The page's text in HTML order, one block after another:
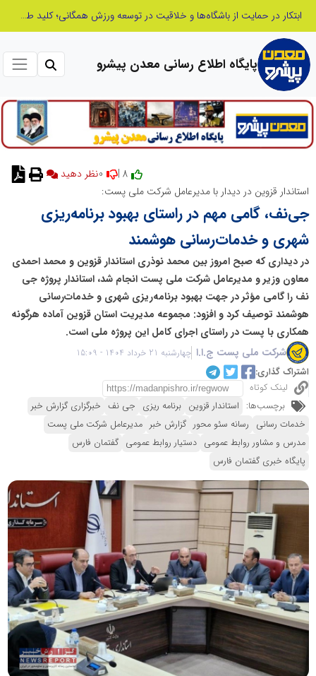
ابتکار در حمایت از باشگاه‌ها و خلاقیت در توسعه ورزش همگانی؛ کلید طلایی پیشرفت ورزش کشور
پایگاه اطلاع رسانی معدن پیشرو
نظر دهید
استاندار قزوین در دیدار با مدیرعامل شرکت ملی پست:
جی‌نف، گامی مهم در راستای بهبود برنامه‌ریزی
شهری و خدمات‌رسانی هوشمند
در دیداری که صبح امروز بین محمد نوذری استاندار قزوین و محمد احمدی
معاون وزیر و مدیرعامل شرکت ملی پست انجام شد، استاندار پروژه جی
نف را گامی مؤثر در جهت بهبود برنامه‌ریزی شهری و خدمات‌رسانی
هوشمند توصیف کرد و افزود: مجموعه مدیریت استان قزوین آماده هرگونه
همکاری با پست در راستای اجرای کامل این پروژه ملی است.
شرکت ملی پست ج.ا.ا چهارشنبه 21 خرداد 1404 - 15:09
اشتراک گذاری:
لینک کوتاه
برچسب‌ها: استاندار قزوین برنامه ریزی جی نف خبرگزاری گزارش خبر
خدمات رسانی رسانه سئو محور گزارش خبر مدیرعامل شرکت ملی پست
مدرس و مشاور روابط عمومی دستیار روابط عمومی گفتمان فارس
پایگاه خبری گفتمان فارس